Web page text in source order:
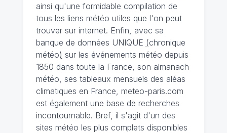
ainsi qu'une formidable compilation de
tous les liens météo utiles que l'on peut
trouver sur internet. Enfin, avec sa
banque de données UNIQUE (chronique
météo) sur les événements météo depuis
1850 dans toute la France, son almanach
météo, ses tableaux mensuels des aléas
climatiques en France, meteo-paris.com
est également une base de recherches
incontournable. Bref, il s'agit d'un des
sites météo les plus complets disponibles